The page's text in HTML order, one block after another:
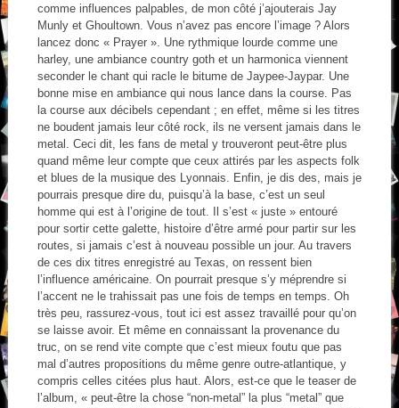
comme influences palpables, de mon côté j’ajouterais Jay
Munly et Ghoultown. Vous n’avez pas encore l’image ? Alors
lancez donc « Prayer ». Une rythmique lourde comme une
harley, une ambiance country goth et un harmonica viennent
seconder le chant qui racle le bitume de Jaypee-Jaypar. Une
bonne mise en ambiance qui nous lance dans la course. Pas
la course aux décibels cependant ; en effet, même si les titres
ne boudent jamais leur côté rock, ils ne versent jamais dans le
metal. Ceci dit, les fans de metal y trouveront peut-être plus
quand même leur compte que ceux attirés par les aspects folk
et blues de la musique des Lyonnais. Enfin, je dis des, mais je
pourrais presque dire du, puisqu’à la base, c’est un seul
homme qui est à l’origine de tout. Il s’est « juste » entouré
pour sortir cette galette, histoire d’être armé pour partir sur les
routes, si jamais c’est à nouveau possible un jour. Au travers
de ces dix titres enregistré au Texas, on ressent bien
l’influence américaine. On pourrait presque s’y méprendre si
l’accent ne le trahissait pas une fois de temps en temps. Oh
très peu, rassurez-vous, tout ici est assez travaillé pour qu’on
se laisse avoir. Et même en connaissant la provenance du
truc, on se rend vite compte que c’est mieux foutu que pas
mal d’autres propositions du même genre outre-atlantique, y
compris celles citées plus haut. Alors, est-ce que le teaser de
l’album, « peut-être la chose “non-metal” la plus “metal” que